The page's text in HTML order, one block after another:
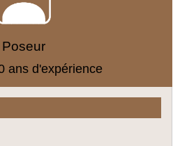
Poseur
ans d'expérience